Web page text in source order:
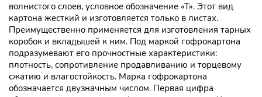
волнистого слоев, условное обозначение «Т». Этот вид
картона жесткий и изготовляется только в листах.
Преимущественно применяется для изготовления тарных
коробок и вкладышей к ним. Под маркой гофрокартона
подразумевают его прочностные характеристики:
плотность, сопротивление продавливанию и торцевому
сжатию и влагостойкость. Марка гофрокартона
обозначается двузначным числом. Первая цифра